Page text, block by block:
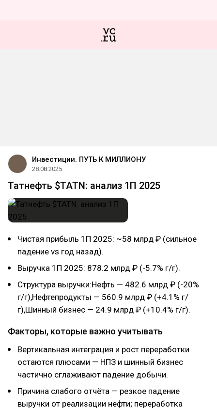
Инвестиции. ПУТЬ К МИЛЛИОНУ
28.08.2025
Татнефть $TATN: анализ 1П 2025
Чистая прибыль 1П 2025: ~58 млрд ₽ (сильное
падение vs год назад).
Выручка 1П 2025: 878.2 млрд ₽ (-5.7% г/г).
Структура выручки:Нефть — 482.6 млрд ₽ (-20%
г/г),Нефтепродукты — 560.9 млрд ₽ (+4.1% г/
г),Шинный бизнес — 24.9 млрд ₽ (+10.4% г/г).
Факторы, которые важно учитывать
Вертикальная интеграция и рост переработки
остаются плюсами — НПЗ и шинный бизнес
частично сглаживают падение добычи.
Причина слабого отчёта — резкое падение
выручки от реализации нефти; переработка